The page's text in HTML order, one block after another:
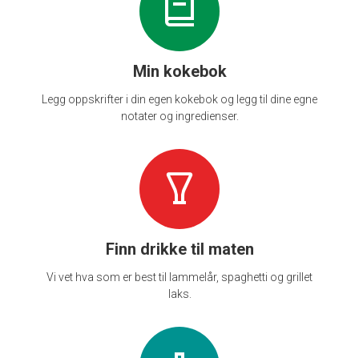
Min kokebok
Legg oppskrifter i din egen kokebok og legg til dine egne
notater og ingredienser.
Finn drikke til maten
Vi vet hva som er best til lammelår, spaghetti og grillet
laks.